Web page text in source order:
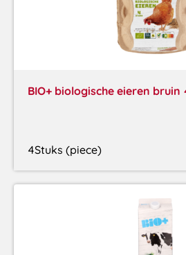
BIO+ biologische eieren bruin
4Stuks (piece)